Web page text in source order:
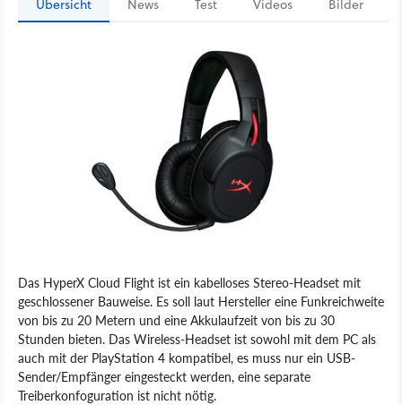
Übersicht News Test Videos Bilder
Das HyperX Cloud Flight ist ein kabelloses Stereo-Headset mit
geschlossener Bauweise. Es soll laut Hersteller eine Funkreichweite
von bis zu 20 Metern und eine Akkulaufzeit von bis zu 30
Stunden bieten. Das Wireless-Headset ist sowohl mit dem PC als
auch mit der PlayStation 4 kompatibel, es muss nur ein USB-
Sender/Empfänger eingesteckt werden, eine separate
Treiberkonfoguration ist nicht nötig.